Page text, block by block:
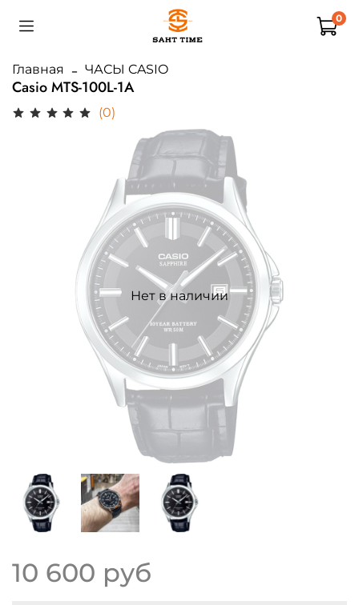
0
Главная ЧАСЫ CASIO
Casio MTS-100L-1A
(0)
Нет в наличии
10 600 руб